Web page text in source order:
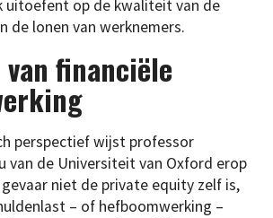
uitoefent op de kwaliteit van de
de lonen van werknemers.
financiële
perspectief wijst professor
van de Universiteit van Oxford erop
niet de private equity zelf is,
– of hefboomwerking –